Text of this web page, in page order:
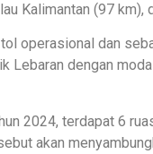
Kalimantan (97 km),
operasional dan
Lebaran dengan
2024, terdapat 6
akan